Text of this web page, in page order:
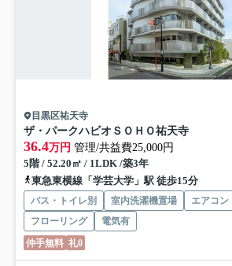
目黒区祐天寺
ザ・パークハビオＳＯＨＯ祐天寺
36.4万円 管理/共益費25,000円
5階 / 52.20㎡ / 1LDK /築3年
東急東横線「学芸大学」駅 徒歩15分
バス・トイレ別 室内洗濯機置場 エアコン
フローリング
電気有
仲手無料 礼0